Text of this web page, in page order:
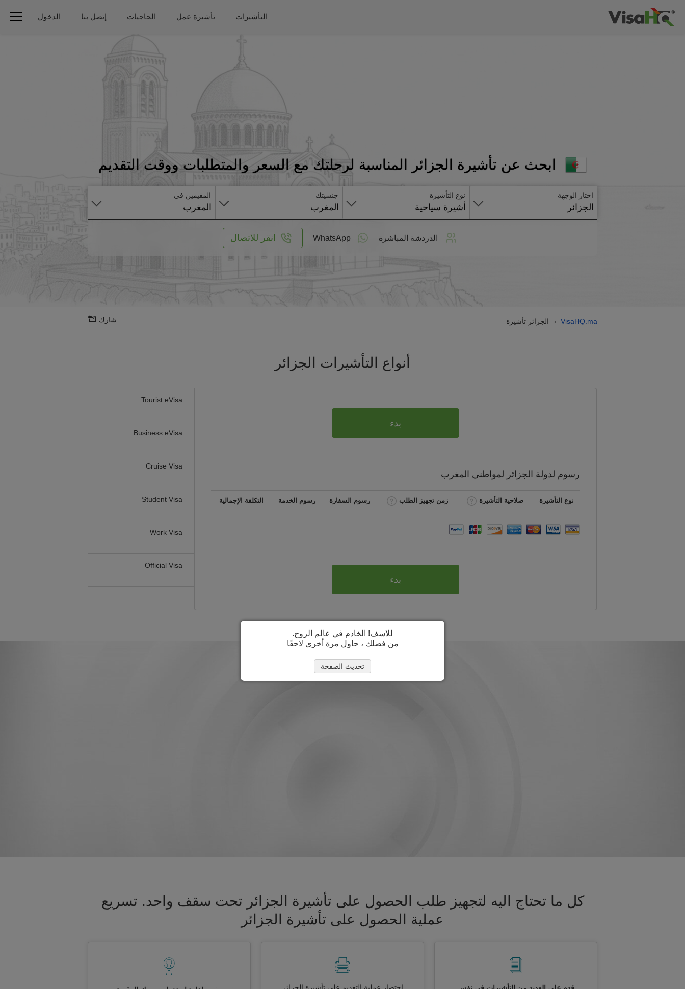
التأشيرات تأشيرة عمل الحاجيات إتصل بنا الدخول
ابحث عن تأشيرة الجزائر المناسبة لرحلتك مع السعر والمتطلبات ووقت التقديم
اختار الوجهة
الجزائر
نوع التأشيرة
أشيرة سياحية
جنسيتك
المغرب
المقيمين في
المغرب
الدردشة المباشرة WhatsApp انقر للاتصال
VisaHQ.ma
› الجزائر تأشيرة شارك
أنواع التأشيرات الجزائر
Tourist eVisa
Business eVisa
Cruise Visa
Student Visa
Work Visa
Official Visa
بدء
رسوم لدولة الجزائر لمواطني المغرب
نوع التأشيرة صلاحية التأشيرة زمن تجهيز الطلب رسوم السفارة رسوم الخدمة التكلفة الإجمالية
بدء
كل ما تحتاج اليه لتجهيز طلب الحصول على تأشيرة الجزائر تحت سقف واحد. تسريع
عملية الحصول على تأشيرة الجزائر
للاسف! الخادم في عالم الروح.
من فضلك ، حاول مرة أخرى لاحقًا
تحديث الصفحة